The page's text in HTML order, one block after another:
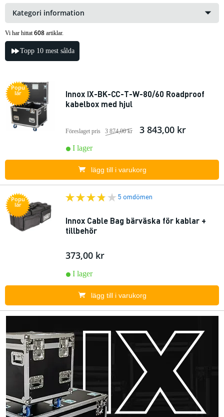
Kategori information
Vi har hittat608 artiklar.
Topp 10 mest sålda
Popu
lär
Innox IX-BK-CC-T-W-80/60 Roadproof
kabelbox med hjul
Föreslaget pris 3 874,00 kr 3 843,00 kr
I lager
lägg till i varukorg
Popu
lär
5 omdömen
Innox Cable Bag bärväska för kablar +
tillbehör
373,00 kr
I lager
lägg till i varukorg